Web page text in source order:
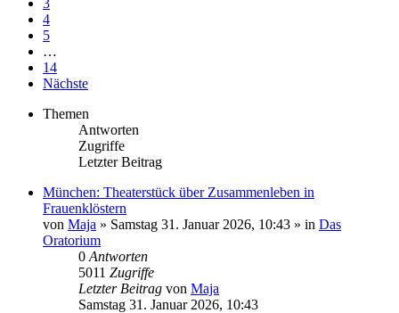
4
5
…
14
Nächste
Themen
Antworten
Zugriffe
Letzter Beitrag
München: Theaterstück über Zusammenleben in
Frauenklöstern
von Maja » Samstag 31. Januar 2026, 10:43 » in Das
Oratorium
0 Antworten
5011 Zugriffe
Letzter Beitrag von Maja
Samstag 31. Januar 2026, 10:43